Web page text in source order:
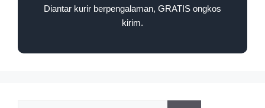
Diantar kurir berpengalaman, GRATIS ongkos
kirim.